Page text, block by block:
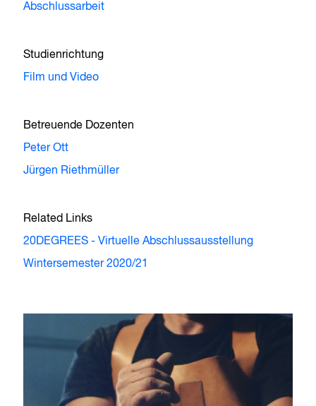
Abschlussarbeit
Studienrichtung
Film und Video
Betreuende Dozenten
Peter Ott
Jürgen Riethmüller
Related Links
20DEGREES - Virtuelle Abschlussausstellung
Wintersemester 2020/21